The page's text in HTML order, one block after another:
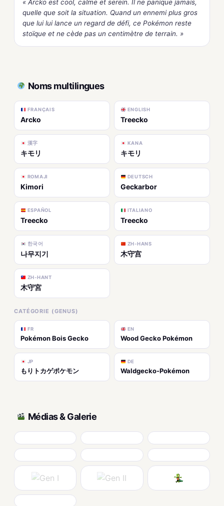
« Arcko est cool, calme et serein. Il ne panique jamais,
quelle que soit la situation. Quand un ennemi plus gros
que lui lui lance un regard de défi, ce Pokémon reste
stoïque et ne cède pas un centimètre de terrain. »
Noms multilingues
FRANÇAIS
Arcko
ENGLISH
Treecko
漢字
キモリ
KANA
キモリ
ROMAJI
Kimori
DEUTSCH
Geckarbor
ESPAÑOL
Treecko
ITALIANO
Treecko
한국어
나무지기
ZH-HANS
木守宫
ZH-HANT
木守宮
CATÉGORIE (GENUS)
FR
Pokémon Bois Gecko
EN
Wood Gecko Pokémon
JP
もりトカゲポケモン
DE
Waldgecko-Pokémon
Médias & Galerie